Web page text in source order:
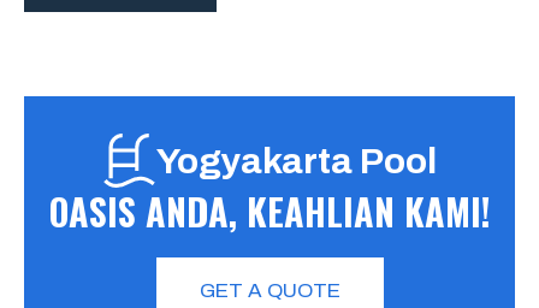
Yogyakarta Pool
OASIS ANDA, KEAHLIAN KAMI!
GET A QUOTE